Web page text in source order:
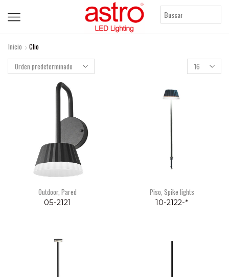
Inicio
Clio
Products
per
Outdoor, Pared
05-2121
Piso, Spike lights
10-2122-*